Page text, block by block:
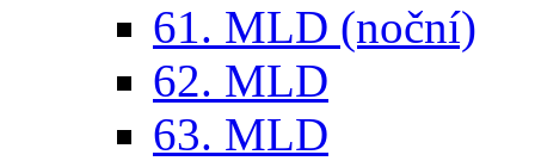
61. MLD (noční)
62. MLD
63. MLD